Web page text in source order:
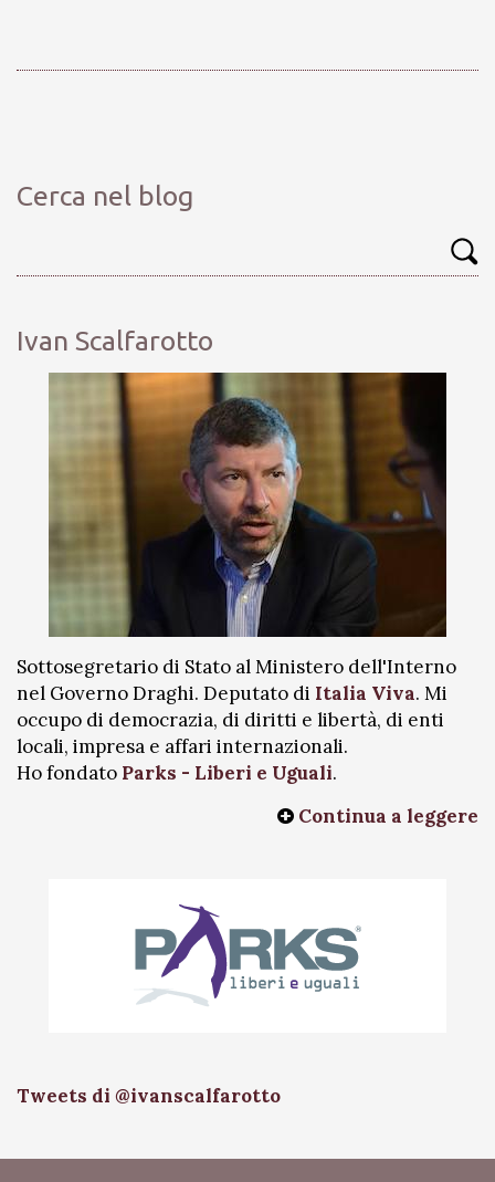
Cerca nel blog
Ivan Scalfarotto
Sottosegretario di Stato al Ministero dell'Interno
nel Governo Draghi. Deputato di Italia Viva. Mi
occupo di democrazia, di diritti e libertà, di enti
locali, impresa e affari internazionali.
Ho fondato Parks - Liberi e Uguali.
Continua a leggere
Tweets di @ivanscalfarotto